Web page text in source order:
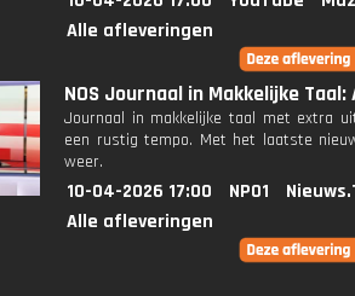
Alle afleveringen
NOS Journaal in Makkelijke
Journaal in makkelijke taal met extra
een rustig tempo. Met het laatste
weer.
10-04-2026 17:00 NPO1
Alle afleveringen